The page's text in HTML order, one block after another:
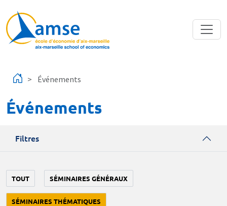
Événements
Événements
Filtres
TOUT SÉMINAIRES GÉNÉRAUX
SÉMINAIRES THÉMATIQUES